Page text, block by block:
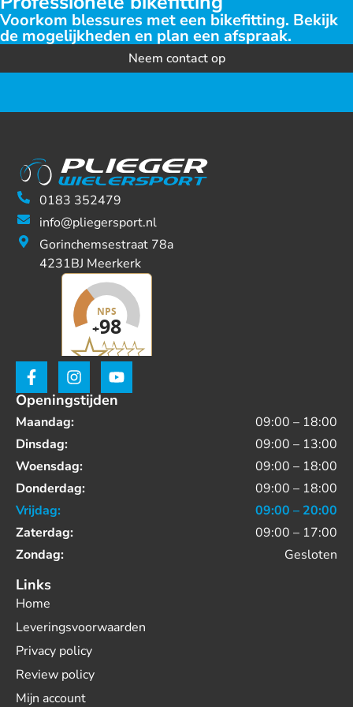
Voorkom blessures met een bikefitting. Bekijk
de mogelijkheden en plan een afspraak.
Neem contact op
0183 352479
info@pliegersport.nl
Gorinchemsestraat 78a
4231BJ Meerkerk
Openingstijden
Maandag:
09:00 – 18:00
Dinsdag:
09:00 – 13:00
Woensdag:
09:00 – 18:00
Donderdag:
09:00 – 18:00
Vrijdag:
09:00 – 20:00
Zaterdag:
09:00 – 17:00
Zondag:
Gesloten
Links
Home
Leveringsvoorwaarden
Privacy policy
Review policy
Mijn account